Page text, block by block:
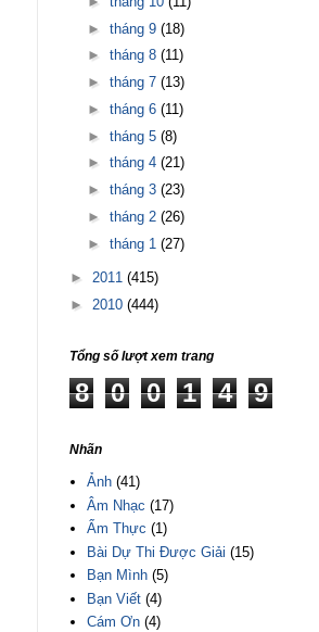
► tháng 9 (18)
► tháng 8 (11)
► tháng 7 (13)
► tháng 6 (11)
► tháng 5 (8)
► tháng 4 (21)
► tháng 3 (23)
► tháng 2 (26)
► tháng 1 (27)
► 2011 (415)
► 2010 (444)
Tổng số lượt xem trang
8 0 0 1 4 9
Nhãn
Ảnh (41)
Âm Nhạc (17)
Ẩm Thực (1)
Bài Dự Thi Được Giải (15)
Bạn Mình (5)
Bạn Viết (4)
Cám Ơn (4)